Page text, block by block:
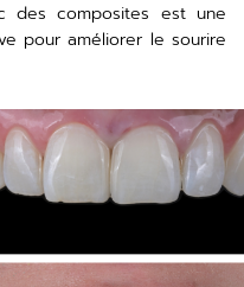
des composites est une
pour améliorer le sourire